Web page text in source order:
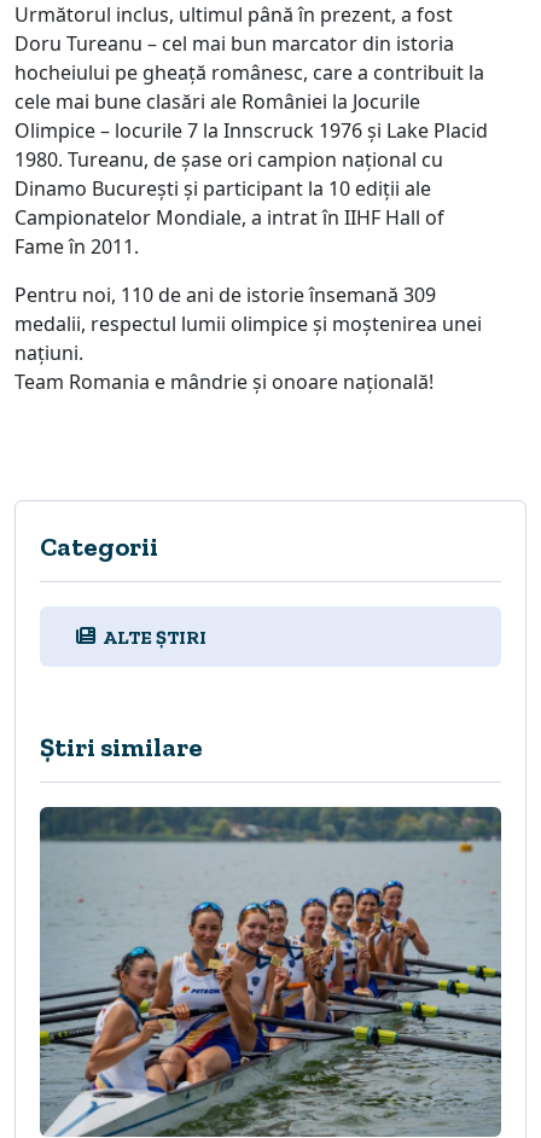
Următorul inclus, ultimul până în prezent, a fost
Doru Tureanu – cel mai bun marcator din istoria
hocheiului pe gheață românesc, care a contribuit la
cele mai bune clasări ale României la Jocurile
Olimpice – locurile 7 la Innscruck 1976 și Lake Placid
1980. Tureanu, de șase ori campion național cu
Dinamo București și participant la 10 ediții ale
Campionatelor Mondiale, a intrat în IIHF Hall of
Fame în 2011.
Pentru noi, 110 de ani de istorie însemană 309
medalii, respectul lumii olimpice și moștenirea unei
națiuni.
Team Romania e mândrie și onoare națională!
Categorii
ALTE ȘTIRI
Știri similare